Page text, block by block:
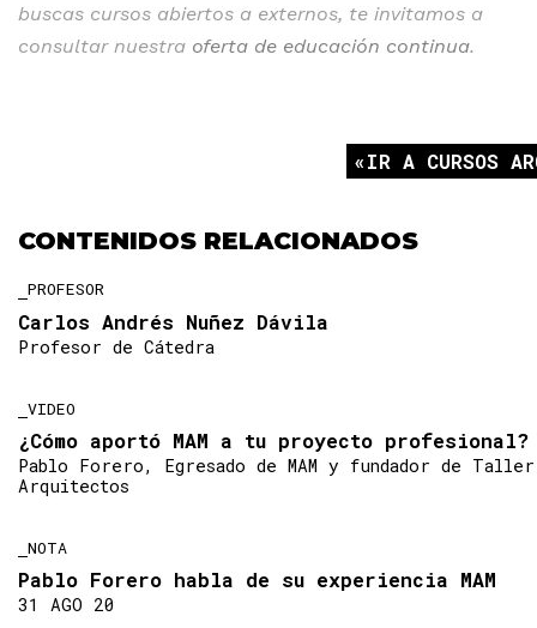
buscas cursos abiertos a externos, te invitamos a
consultar nuestra oferta de educación continua.
IR A CURSOS
CONTENIDOS RELACIONADOS
PROFESOR
Carlos Andrés Nuñez Dávila
Profesor de Cátedra
VIDEO
¿Cómo aportó MAM a tu proyecto profesional?
Pablo Forero, Egresado de MAM y fundador de Taller
Arquitectos
NOTA
Pablo Forero habla de su experiencia MAM
31 AGO 20